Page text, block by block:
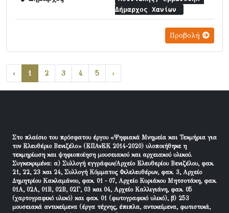
Δήμαρχος Χανίων
Προβολή
‹ 1 2 3 4 5 ›
Στο πλαίσιο του πρόσφατου έργου «Ψηφιακά Μνημεία και Τεκμήρια για
τον Ελευθέριο Βενιζέλο» (ΕΠΑνΕΚ 2014-2020) υλοποιήθηκε η
τεκμηρίωση και ψηφιοποίηση μουσειακού και αρχειακού υλικού.
Συγκεκριμένα: α) Συλλογή εγγράφων/Αρχείο Ελευθερίου Βενιζέλου, φακ.
21, 22, 23 και 24, Συλλογή Κόμματος Φιλελευθέρων, φακ. 3, Αρχείο
Δημητρίου Κακλαμάνου, φακ. 01 - 07, Αρχείο Κυριάκου Μητσοτάκη, φακ.
01Α, 02Α, 01Β, 02Β, 02Γ, 03 και 04, Αρχείο Καλλιγιάνη, φακ. 05
(χαρτογραφικό υλικό) και φακ. 01 (φωτογραφικό υλικό), β) 253
μουσειακά αντικείμενα (έργα τέχνης, έπιπλα, αντικείμενα, φωτιστικά,